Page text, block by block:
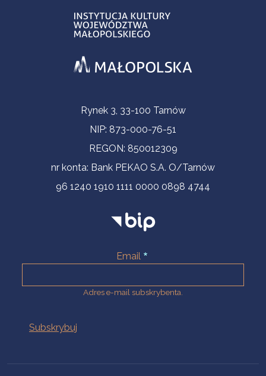
Informacje kontaktoweRynek 3, 33-100 Tarnów
NIP: 873-000-76-51
REGON: 850012309
nr konta: Bank PEKAO S.A. O/Tarnów
96 1240 1910 1111 0000 0898 4744
Email
Adres e-mail subskrybenta.